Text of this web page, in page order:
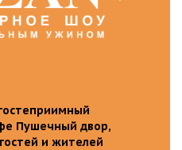
Пушечный двор,
и жителей